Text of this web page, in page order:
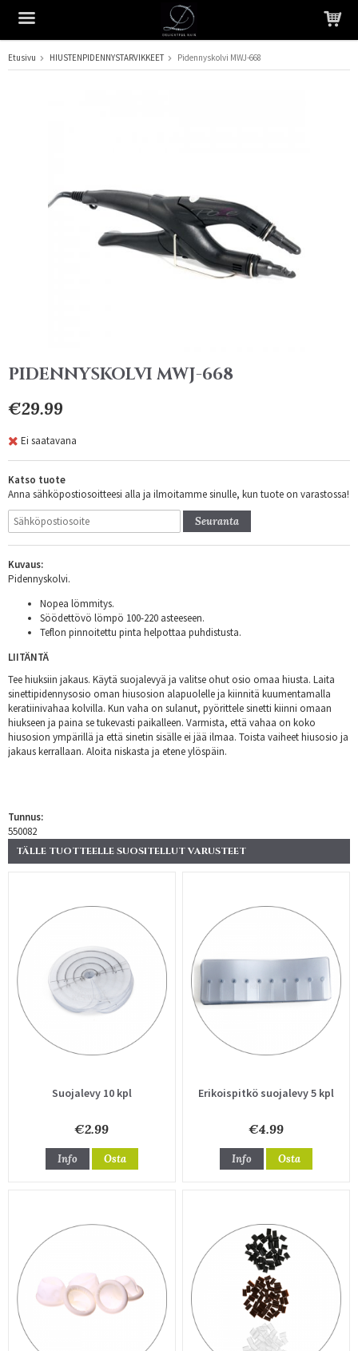
Tuote on lisätty ostoskoriin
Etusivu HIUSTENPIDENNYSTARVIKKEET Pidennyskolvi MWJ-668
PIDENNYSKOLVI MWJ-668
€29.99
Ei saatavana
Katso tuote
Anna sähköpostiosoitteesi alla ja ilmoitamme sinulle, kun tuote on varastossa!
Seuranta
Kuvaus:
Pidennyskolvi.
Nopea lömmitys.
Söödettövö lömpö 100-220 asteeseen.
Teflon pinnoitettu pinta helpottaa puhdistusta.
LIITÄNTÄ
Tee hiuksiin jakaus. Käytä suojalevyä ja valitse ohut osio omaa hiusta. Laita
sinettipidennysosio oman hiusosion alapuolelle ja kiinnitä kuumentamalla
keratiinivahaa kolvilla. Kun vaha on sulanut, pyörittele sinetti kiinni omaan
hiukseen ja paina se tukevasti paikalleen. Varmista, että vahaa on koko
hiusosion ympärillä ja että sinetin sisälle ei jää ilmaa. Toista vaiheet hiusosio ja
jakaus kerrallaan. Aloita niskasta ja etene ylöspäin.
Tunnus:
550082
TÄLLE TUOTTEELLE SUOSITELLUT VARUSTEET
Suojalevy 10 kpl
€2.99
Info Osta
Erikoispitkö suojalevy 5 kpl
€4.99
Info Osta